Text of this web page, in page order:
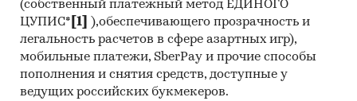
(собственный платежный метод ЕДИНОГО
ЦУПИС* [1]
),обеспечивающего прозрачность и
легальность расчетов в сфере азартных игр),
мобильные платежи, SberPay и прочие способы
пополнения и снятия средств, доступные у
ведущих российских букмекеров.